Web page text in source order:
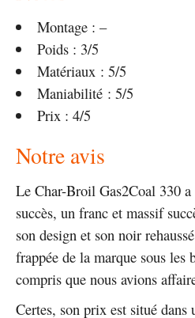
Montage : –
Poids : 3/5
Matériaux : 5/5
Maniabilité : 5/5
Prix : 4/5
Notre avis
Le Char-Broil Gas2Coal 330 a
succès, un franc et massif
son design et son noir
frappée de la marque sous les
compris que nous avions
Certes, son prix est situé dans